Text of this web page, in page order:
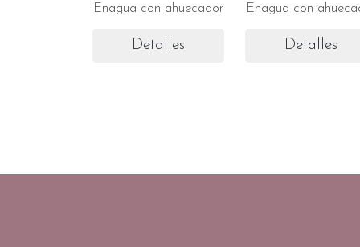
Enagua con ahuecador
Detalles
Enagua con
Detalles